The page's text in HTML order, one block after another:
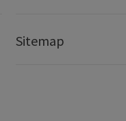
Sitemap